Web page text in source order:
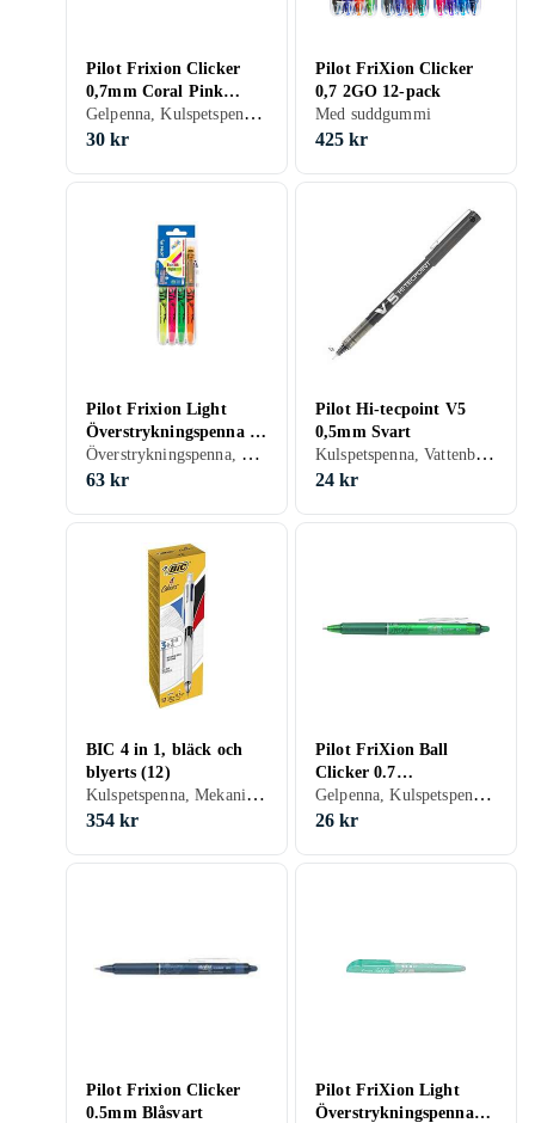
Pilot Frixion Clicker
0,7mm Coral Pink
Raderbar
Gelpenna, Kulspetspenna, Med suddgummi, Rosa
30 kr
Pilot FriXion Clicker
0,7 2GO 12-pack
Med suddgummi
425 kr
Pilot Frixion Light
Överstrykningspenna 4-
pack
Överstrykningspenna, Vattenbaserad, Med suddgummi, Röd, Gul, Orange, Grön, Rosa
63 kr
Pilot Hi-tecpoint V5
0,5mm Svart
Kulspetspenna, Vattenbaserad, Med suddgummi, Svart, Turkos, Blå, Röd, Grön, Rosa, Lila
24 kr
BIC 4 in 1, bläck och
blyerts (12)
Kulspetspenna, Mekanisk, Med suddgummi, Svart, Silver, Grå, Blå, Röd, Grön
354 kr
Pilot FriXion Ball
Clicker 0.7
Kulspetspenna (Grön)Gelpenna, Kulspetspenna, Med suddgummi, Svart, Blå, Röd, Grön
26 kr
Pilot Frixion Clicker
0.5mm Blåsvart
Pilot FriXion Light
Överstrykningspenna